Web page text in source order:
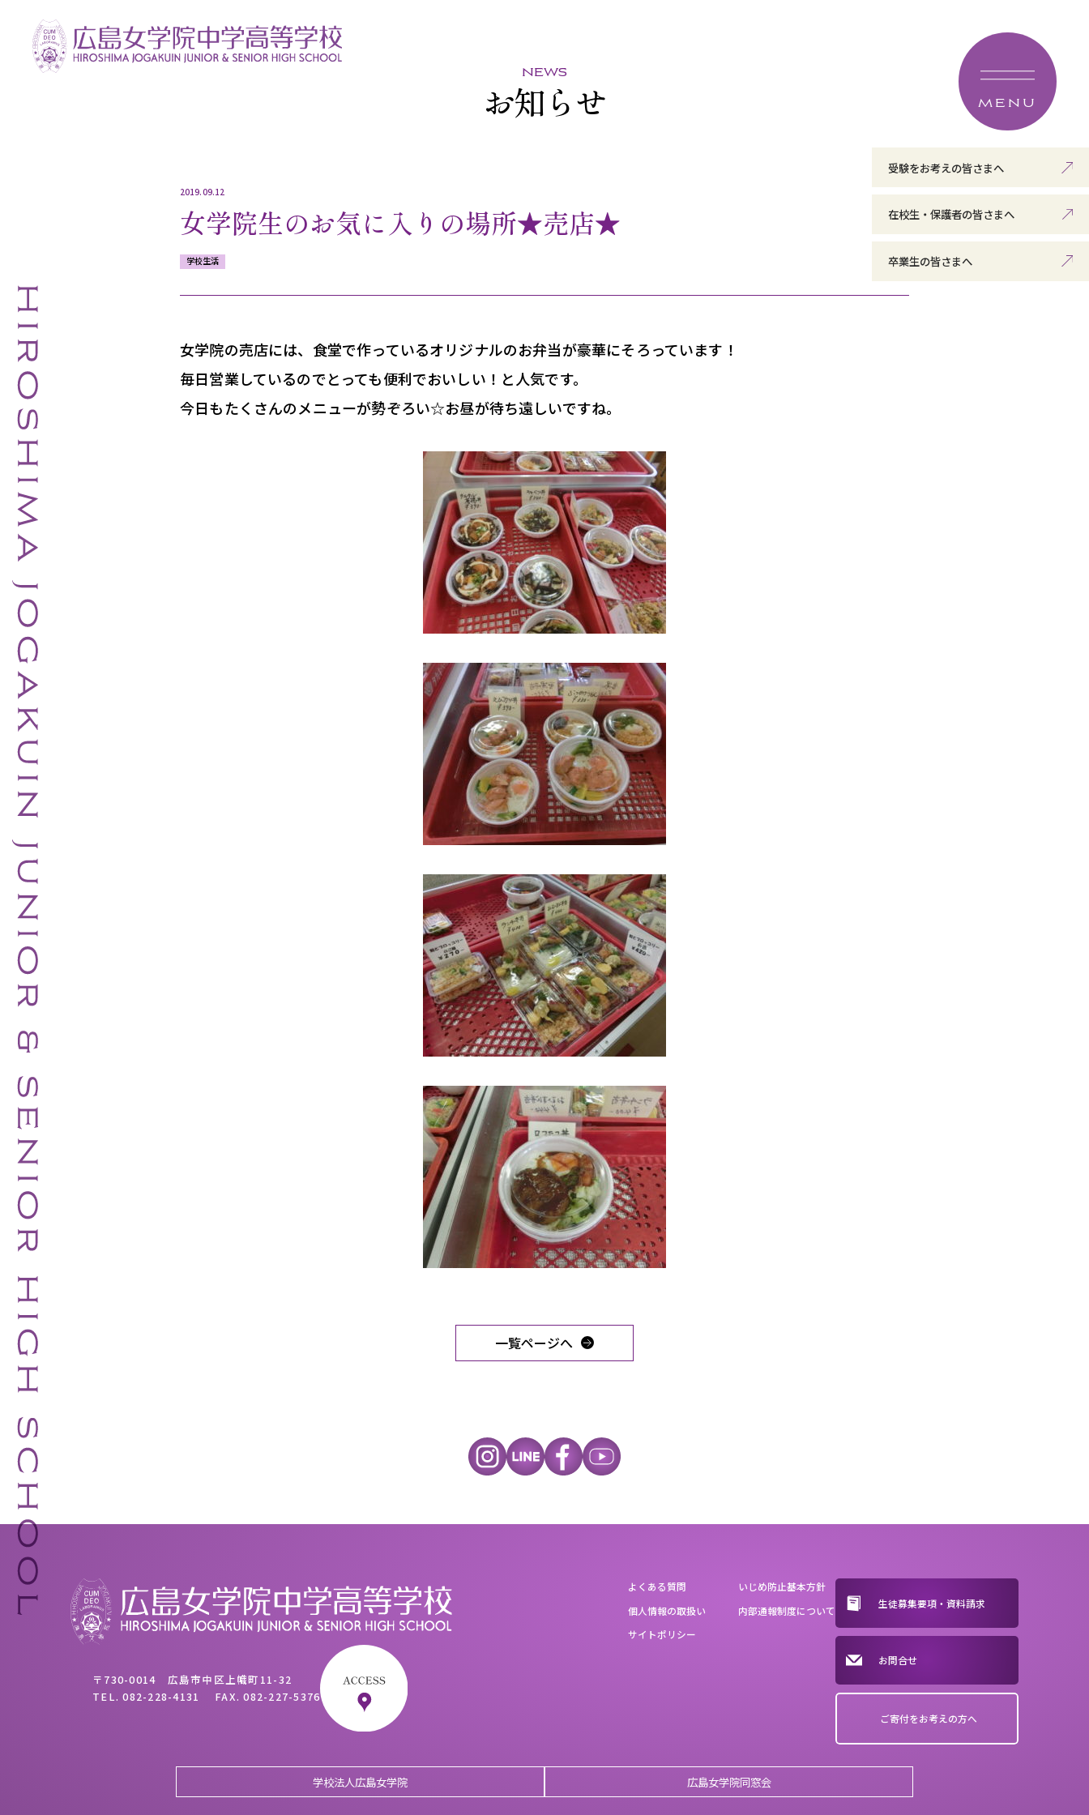
MENU
受験をお考えの皆さまへ
在校生・保護者の皆さまへ
卒業生の皆さまへ
news
お知らせ
2019.09.12
女学院生のお気に入りの場所★売店★
学校生活
女学院の売店には、食堂で作っているオリジナルのお弁当が豪華にそろっています！
毎日営業しているのでとっても便利でおいしい！と人気です。
今日もたくさんのメニューが勢ぞろい☆お昼が待ち遠しいですね。
一覧ページへ
〒730-0014 広島市中区上幟町11-32
TEL.082-228-4131 FAX.082-227-5376
よくある質問
個人情報の取扱い
サイトポリシー
いじめ防止基本方針
内部通報制度について
生徒募集要項・資料請求
お問合せ
ご寄付をお考えの方へ
学校法人広島女学院 広島女学院同窓会